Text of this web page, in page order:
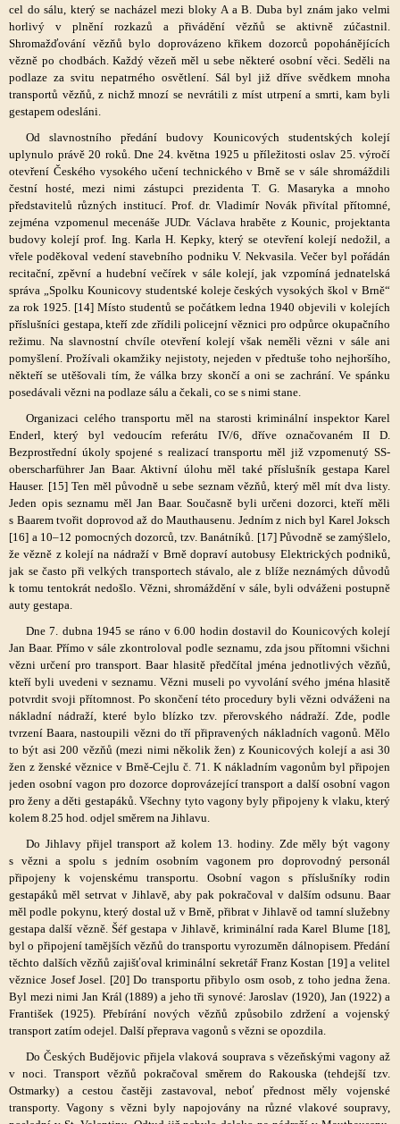
cel do sálu, který se nacházel mezi bloky A a B. Duba byl znám jako velmi
horlivý v plnění rozkazů a přivádění vězňů se aktivně zúčastnil.
Shromažďování vězňů bylo doprovázeno křikem dozorců popohánějících
vězně po chodbách. Každý vězeň měl u sebe některé osobní věci. Seděli na
podlaze za svitu nepatrného osvětlení. Sál byl již dříve svědkem mnoha
transportů vězňů, z nichž mnozí se nevrátili z míst utrpení a smrti, kam byli
gestapem odesláni.
Od slavnostního předání budovy Kounicových studentských kolejí
uplynulo právě 20 roků. Dne 24. května 1925 u příležitosti oslav 25. výročí
otevření Českého vysokého učení technického v Brně se v sále shromáždili
čestní hosté, mezi nimi zástupci prezidenta T. G. Masaryka a mnoho
představitelů různých institucí. Prof. dr. Vladimír Novák přivítal přítomné,
zejména vzpomenul mecenáše JUDr. Václava hraběte z Kounic, projektanta
budovy kolejí prof. Ing. Karla H. Kepky, který se otevření kolejí nedožil, a
vřele poděkoval vedení stavebního podniku V. Nekvasila. Večer byl pořádán
recitační, zpěvní a hudební večírek v sále kolejí, jak vzpomíná jednatelská
správa „Spolku Kounicovy studentské koleje českých vysokých škol v Brně“
za rok 1925. [14] Místo studentů se počátkem ledna 1940 objevili v kolejích
příslušníci gestapa, kteří zde zřídili policejní věznici pro odpůrce okupačního
režimu. Na slavnostní chvíle otevření kolejí však neměli vězni v sále ani
pomyšlení. Prožívali okamžiky nejistoty, nejeden v předtuše toho nejhoršího,
někteří se utěšovali tím, že válka brzy skončí a oni se zachrání. Ve spánku
posedávali vězni na podlaze sálu a čekali, co se s nimi stane.
Organizaci celého transportu měl na starosti kriminální inspektor Karel
Enderl, který byl vedoucím referátu IV/6, dříve označovaném II D.
Bezprostřední úkoly spojené s realizací transportu měl již vzpomenutý SS-
oberscharführer Jan Baar. Aktivní úlohu měl také příslušník gestapa Karel
Hauser. [15] Ten měl původně u sebe seznam vězňů, který měl mít dva listy.
Jeden opis seznamu měl Jan Baar. Současně byli určeni dozorci, kteří měli
s Baarem tvořit doprovod až do Mauthausenu. Jedním z nich byl Karel Joksch
[16] a 10–12 pomocných dozorců, tzv. Banátníků. [17] Původně se zamýšlelo,
že vězně z kolejí na nádraží v Brně dopraví autobusy Elektrických podniků,
jak se často při velkých transportech stávalo, ale z blíže neznámých důvodů
k tomu tentokrát nedošlo. Vězni, shromáždění v sále, byli odváženi postupně
auty gestapa.
Dne 7. dubna 1945 se ráno v 6.00 hodin dostavil do Kounicových kolejí
Jan Baar. Přímo v sále zkontroloval podle seznamu, zda jsou přítomni všichni
vězni určení pro transport. Baar hlasitě předčítal jména jednotlivých vězňů,
kteří byli uvedeni v seznamu. Vězni museli po vyvolání svého jména hlasitě
potvrdit svoji přítomnost. Po skončení této procedury byli vězni odváženi na
nákladní nádraží, které bylo blízko tzv. přerovského nádraží. Zde, podle
tvrzení Baara, nastoupili vězni do tří připravených nákladních vagonů. Mělo
to být asi 200 vězňů (mezi nimi několik žen) z Kounicových kolejí a asi 30
žen z ženské věznice v Brně-Cejlu č. 71. K nákladním vagonům byl připojen
jeden osobní vagon pro dozorce doprovázející transport a další osobní vagon
pro ženy a děti gestapáků. Všechny tyto vagony byly připojeny k vlaku, který
kolem 8.25 hod. odjel směrem na Jihlavu.
Do Jihlavy přijel transport až kolem 13. hodiny. Zde měly být vagony
s vězni a spolu s jedním osobním vagonem pro doprovodný personál
připojeny k vojenskému transportu. Osobní vagon s příslušníky rodin
gestapáků měl setrvat v Jihlavě, aby pak pokračoval v dalším odsunu. Baar
měl podle pokynu, který dostal už v Brně, přibrat v Jihlavě od tamní služebny
gestapa další vězně. Šéf gestapa v Jihlavě, kriminální rada Karel Blume [18],
byl o připojení tamějších vězňů do transportu vyrozuměn dálnopisem. Předání
těchto dalších vězňů zajišťoval kriminální sekretář Franz Kostan [19] a velitel
věznice Josef Josel. [20] Do transportu přibylo osm osob, z toho jedna žena.
Byl mezi nimi Jan Král (1889) a jeho tři synové: Jaroslav (1920), Jan (1922) a
František (1925). Přebírání nových vězňů způsobilo zdržení a vojenský
transport zatím odejel. Další přeprava vagonů s vězni se opozdila.
Do Českých Budějovic přijela vlaková souprava s vězeňskými vagony až
v noci. Transport vězňů pokračoval směrem do Rakouska (tehdejší tzv.
Ostmarky) a cestou častěji zastavoval, neboť přednost měly vojenské
transporty. Vagony s vězni byly napojovány na různé vlakové soupravy,